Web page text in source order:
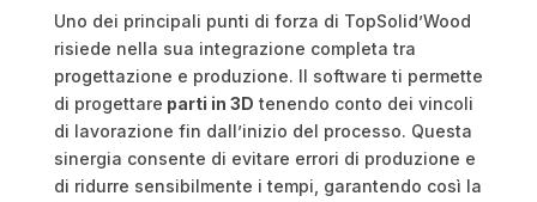
Uno dei principali punti di forza di TopSolid’Wood
risiede nella sua integrazione completa tra
progettazione e produzione. Il software ti permette
di progettare parti in 3D tenendo conto dei vincoli
di lavorazione fin dall’inizio del processo. Questa
sinergia consente di evitare errori di produzione e
di ridurre sensibilmente i tempi, garantendo così la